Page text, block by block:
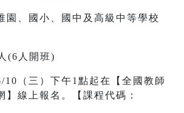
園、國小、國中及高級中等學校
(6人開班)
10（三）下午1點起在【全國教師
】線上報名。【課程代碼：